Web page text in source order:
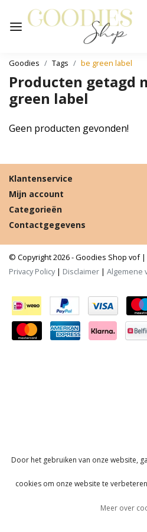
Goodies Tags be green label
Producten getagd
green label
Geen producten gevonden!
Klantenservice
Mijn account
Categorieën
Contactgegevens
© Copyright 2026 - Goodies Shop vof |
Privacy Policy| Disclaimer | Algemene
Door het gebruiken van onze website,
cookies om onze website te
Meer over